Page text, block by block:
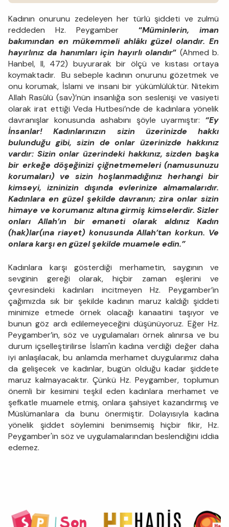
Kadının onurunu zedeleyen her türlü şiddeti ve zulmü
reddeden Hz. Peygamber“Müminlerin, iman
bakımından en mükemmeli ahlâkı güzel olandır. En
hayırlınız da hanımları için hayırlı olandır” (Ahmed b.
Hanbel, II, 472) buyurarak bir ölçü ve kıstası ortaya
koymaktadır. Bu sebeple kadının onurunu gözetmek ve
onu korumak, İslami ve insani bir yükümlülüktür. Nitekim
Allah Rasûlü (sav)’nün insanlığa son seslenişi ve vasiyeti
olarak irat ettiği Veda Hutbesi’nde de kadınlara yönelik
davranışlar konusunda ashabını şöyle uyarmıştır: “Ey
İnsanlar! Kadınlarınızın sizin üzerinizde hakkı
bulunduğu gibi, sizin de onlar üzerinizde hakkınız
vardır: Sizin onlar üzerindeki hakkınız, sizden başka
bir erkeğe döşeğinizi çiğnetmemeleri (namusunuzu
korumaları) ve sizin hoşlanmadığınız herhangi bir
kimseyi, izninizin dışında evlerinize almamalarıdır.
Kadınlara en güzel şekilde davranın; zira onlar sizin
himaye ve korumanız altına girmiş kimselerdir. Sizler
onları Allah’ın bir emaneti olarak aldınız Kadın
(hak)lar(ına riayet) konusunda Allah’tan korkun. Ve
onlara karşı en güzel şekilde muamele edin.”
Kadınlara karşı gösterdiği merhametin, saygının ve
sevginin gereği olarak, hiçbir zaman eşlerini ve
çevresindeki kadınları incitmeyen Hz. Peygamber’in
çağımızda sık bir şekilde kadının maruz kaldığı şiddeti
minimize etmede örnek olacağı kanaatini taşıyor ve
bunun göz ardı edilemeyeceğini düşünüyoruz. Eğer Hz.
Peygamber’in, söz ve uygulamaları örnek alınırsa ve bu
durum içselleştirilirse İslam'ın kadına verdiği değer daha
iyi anlaşılacak, bu anlamda merhamet duygularımız daha
da gelişecek ve kadınlar, bugün olduğu kadar şiddete
maruz kalmayacaktır. Çünkü Hz. Peygamber, toplumun
önemli bir kesimini teşkil eden kadınlara merhamet ve
şefkatle muamele etmiş, onlara şahsiyet kazandırmış ve
Müslümanlara da bunu önermiştir. Dolayısıyla kadına
yönelik şiddet söylemini benimsemiş hiçbir fikir, Hz.
Peygamber'in söz ve uygulamalarından beslendiğini iddia
edemez.